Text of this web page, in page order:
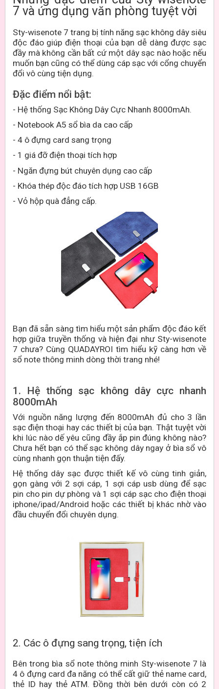
7 và ứng dụng văn phòng tuyệt vời
Sty-wisenote 7 trang bị tính năng sạc không dây siêu
độc đáo giúp điện thoại của bạn dễ dàng được sạc
đầy mà không cần bất cứ một dây sạc nào hoặc nếu
muốn bạn cũng có thể dùng cáp sạc với cổng chuyển
đổi vô cùng tiện dụng.
Đặc điểm nổi bật:
- Hệ thống Sạc Không Dây Cực Nhanh 8000mAh.
- Notebook A5 sổ bìa da cao cấp
- 4 ô đựng card sang trọng
- 1 giá đỡ điện thoại tích hợp
- Ngăn đựng bút chuyên dụng cao cấp
- Khóa thép độc đáo tích hợp USB 16GB
- Vỏ hộp quà đẳng cấp.
Bạn đã sẵn sàng tìm hiểu một sản phẩm độc đáo kết
hợp giữa truyền thống và hiện đại như Sty-wisenote
7 chưa? Cùng QUADAYROI tìm hiểu kỹ càng hơn về
sổ note thông minh dòng thời trang nhé!
1. Hệ thống sạc không dây cực nhanh
8000mAh
Với nguồn năng lượng đến 8000mAh đủ cho 3 lần
sạc điện thoại hay các thiết bị của bạn. Thật tuyệt vời
khi lúc nào dế yêu cũng đầy ắp pin đúng không nào?
Chưa hết bạn có thể sạc không dây ngay ở bìa sổ vô
cùng nhanh gọn thuận tiện đấy.
Hệ thống dây sạc được thiết kế vô cùng tinh giản,
gọn gàng với 2 sợi cáp, 1 sợi cáp usb dùng để sạc
pin cho pin dự phòng và 1 sợi cáp sạc cho điện thoại
iphone/ipad/Android hoặc các thiết bị khác nhờ vào
đầu chuyển đổi chuyên dụng.
2. Các ô đựng sang trọng, tiện ích
Bên trong bìa sổ note thông minh Sty-wisenote 7 là
4 ô đựng card đa năng có thể cất giữ thẻ name card,
thẻ ID hay thẻ ATM. Đồng thời bên dưới còn có 2